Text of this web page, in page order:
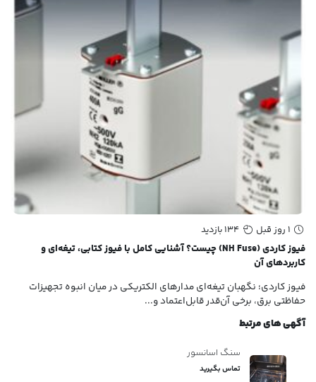
فیوز کاردی (NH Fuse) چیست؟ آشنایی کامل با فیوز کتابی، تیغه‌ای و
کاربردهای آن
فیوز کاردی؛ نگهبان تیغه‌ای مدارهای الکتریکی در میان انبوه تجهیزات
حفاظتی برق، برخی آن‌قدر قابل‌اعتماد و...
آگهی های مرتبط
سنگ اسانسور
تماس بگیرید